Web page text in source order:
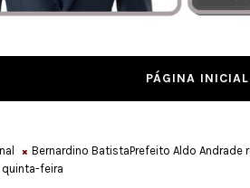
PÁGINA INICIAL
Bernardino BatistaPrefeito Aldo Andrade
feira